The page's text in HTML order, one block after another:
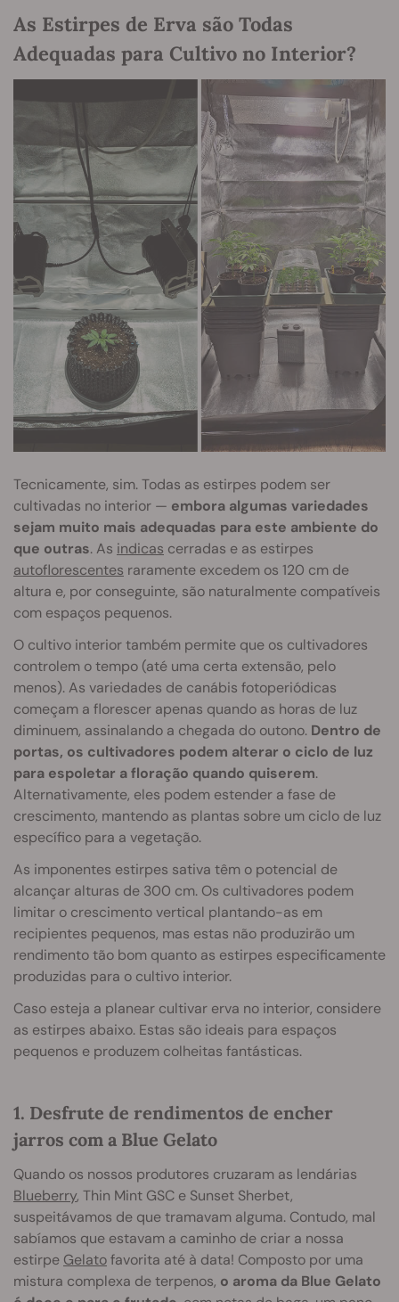
As Estirpes de Erva são Todas
Adequadas para Cultivo no Interior?
Tecnicamente, sim. Todas as estirpes podem ser
cultivadas no interior — embora algumas variedades
sejam muito mais adequadas para este ambiente do
que outras. As indicas cerradas e as estirpes
autoflorescentes raramente excedem os 120 cm de
altura e, por conseguinte, são naturalmente compatíveis
com espaços pequenos.
O cultivo interior também permite que os cultivadores
controlem o tempo (até uma certa extensão, pelo
menos). As variedades de canábis fotoperiódicas
começam a florescer apenas quando as horas de luz
diminuem, assinalando a chegada do outono. Dentro de
portas, os cultivadores podem alterar o ciclo de luz
para espoletar a floração quando quiserem.
Alternativamente, eles podem estender a fase de
crescimento, mantendo as plantas sobre um ciclo de luz
específico para a vegetação.
As imponentes estirpes sativa têm o potencial de
alcançar alturas de 300 cm. Os cultivadores podem
limitar o crescimento vertical plantando-as em
recipientes pequenos, mas estas não produzirão um
rendimento tão bom quanto as estirpes especificamente
produzidas para o cultivo interior.
Caso esteja a planear cultivar erva no interior, considere
as estirpes abaixo. Estas são ideais para espaços
pequenos e produzem colheitas fantásticas.
1. Desfrute de rendimentos de encher
jarros com a Blue Gelato
Quando os nossos produtores cruzaram as lendárias
Blueberry, Thin Mint GSC e Sunset Sherbet,
suspeitávamos de que tramavam alguma. Contudo, mal
sabíamos que estavam a caminho de criar a nossa
estirpe Gelatofavorita até à data! Composto por uma
mistura complexa de terpenos, o aroma da Blue Gelato